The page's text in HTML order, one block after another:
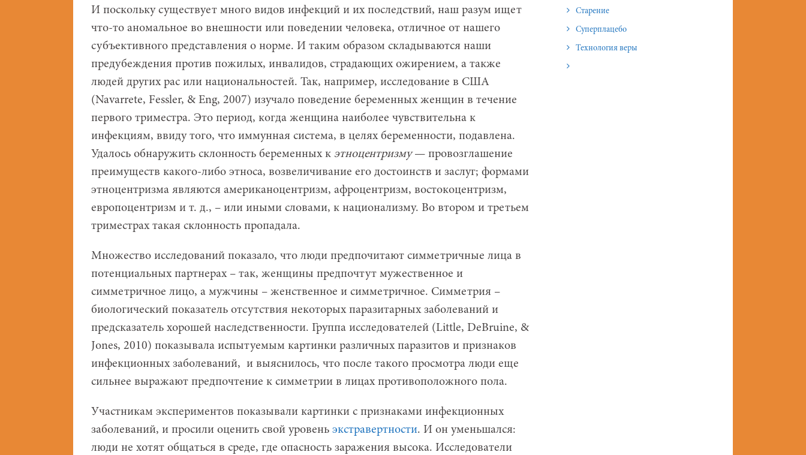
И поскольку существует много видов инфекций и их последствий, наш разум ищет
что-то аномальное во внешности или поведении человека, отличное от нашего
субъективного представления о норме. И таким образом складываются наши
предубеждения против пожилых, инвалидов, страдающих ожирением, а также
людей других рас или национальностей. Так, например, исследование в США
(Navarrete, Fessler, & Eng, 2007) изучало поведение беременных женщин в течение
первого триместра. Это период, когда женщина наиболее чувствительна к
инфекциям, ввиду того, что иммунная система, в целях беременности, подавлена.
Удалось обнаружить склонность беременных к этноцентризму— провозглашение
преимуществ какого-либо этноса, возвеличивание его достоинств и заслуг; формами
этноцентризма являются американоцентризм, афроцентризм, востокоцентризм,
европоцентризм и т. д., – или иными словами, к национализму. Во втором и третьем
триместрах такая склонность пропадала.
Множество исследований показало, что люди предпочитают симметричные лица в
потенциальных партнерах – так, женщины предпочтут мужественное и
симметричное лицо, а мужчины – женственное и симметричное. Симметрия –
биологический показатель отсутствия некоторых паразитарных заболеваний и
предсказатель хорошей наследственности. Группа исследователей (Little, DeBruine, &
Jones, 2010) показывала испытуемым картинки различных паразитов и признаков
инфекционных заболеваний, и выяснилось, что после такого просмотра люди еще
сильнее выражают предпочтение к симметрии в лицах противоположного пола.
Участникам экспериментов показывали картинки с признаками инфекционных
заболеваний, и просили оценить свой уровень экстравертности. И он уменьшался:
люди не хотят общаться в среде, где опасность заражения высока. Исследователи
Старение
Суперплацебо
Технология веры